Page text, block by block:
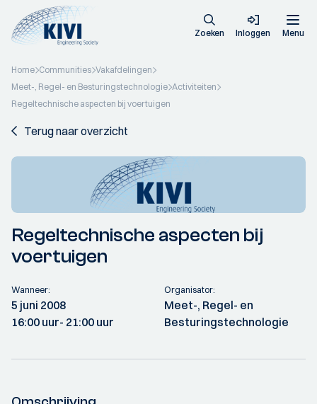
Zoeken Inloggen Menu
Home Communities Vakafdelingen
Meet-, Regel- en Besturingstechnologie Activiteiten
Regeltechnische aspecten bij voertuigen
Terug naar overzicht
Regeltechnische aspecten bij
voertuigen
Wanneer:
5 juni 2008
16:00 uur- 21:00 uur
Organisator:
Meet-, Regel- en
Besturingstechnologie